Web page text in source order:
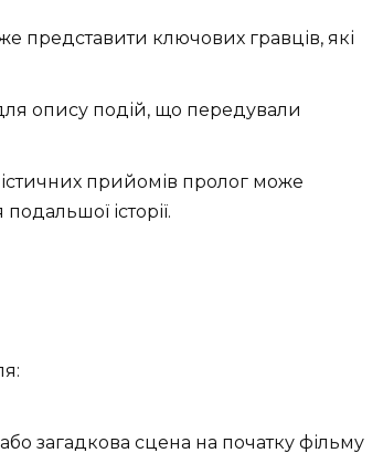
представити ключових гравців, які
опису подій, що передували
прийомів пролог може
історії.
або загадкова сцена на початку фільму